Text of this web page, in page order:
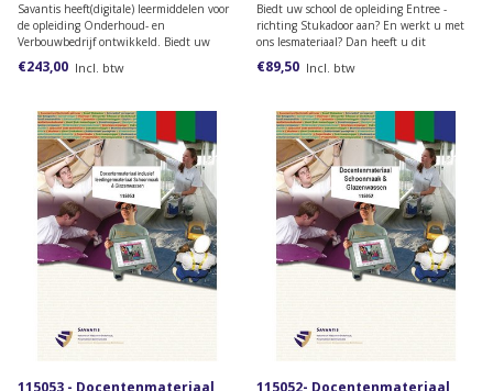
Savantis heeft(digitale) leermiddelen voor
de opleiding Onderhoud- en
Verbouwbedrijf ontwikkeld. Biedt uw
school de opleiding Servicemedewerker
gebouwen en/of Allround vakkracht
dan!
€243,00 Incl. btw
Biedt uw school de opleiding Entree -
richting Stukadoor aan? En werkt u met
ons lesmateriaal? Dan heeft u dit
docentpakket nodig.
€89,50 Incl. btw
115053 - Docentenmateriaal
115052- Docentenmateriaal